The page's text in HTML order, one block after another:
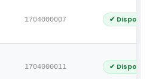
1704000007 ✔
1704000011 ✔